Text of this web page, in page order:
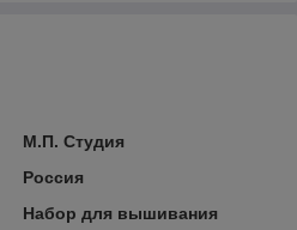
М.П. Студия
Россия
Набор для вышивания